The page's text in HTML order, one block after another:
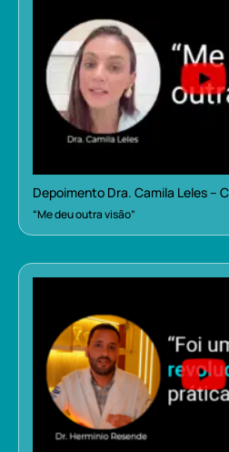
Depoimento Dra. Camila Leles –
“Me deu outra visão”